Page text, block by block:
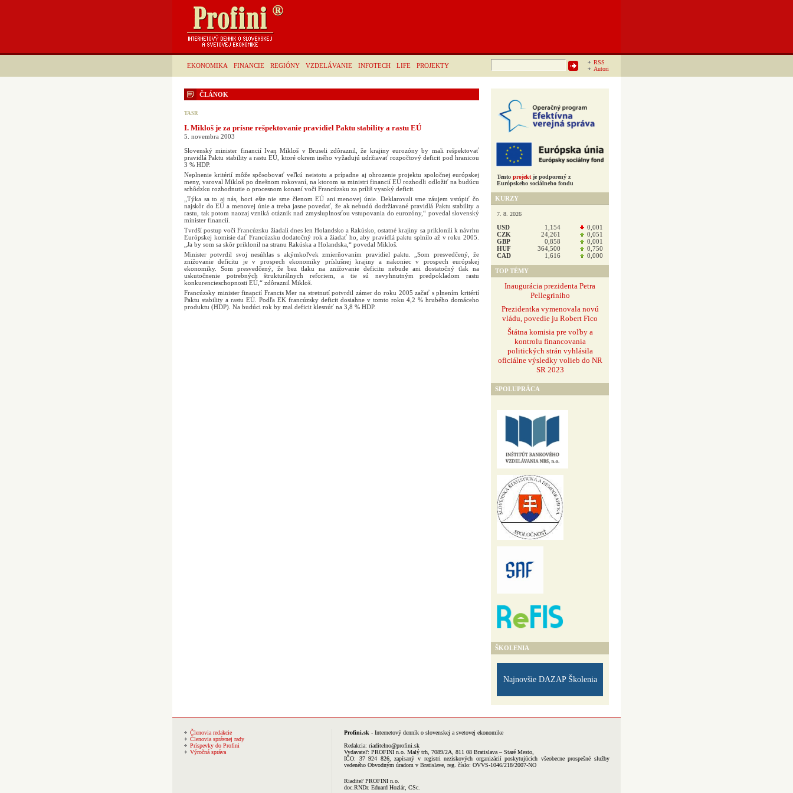
EKONOMIKA FINANCIE REGIÓNY VZDELÁVANIE INFOTECH LIFE PROJEKTY
RSS
Autori
Hľadať:
ČLÁNOK
TASR
I. Mikloš je za prísne rešpektovanie pravidiel Paktu stability a rastu EÚ
5. novembra 2003
Slovenský minister financií Ivan Mikloš v Bruseli zdôraznil, že krajiny eurozóny by mali rešpektovať
pravidlá Paktu stability a rastu EÚ, ktoré okrem iného vyžadujú udržiavať rozpočtový deficit pod hranicou
3 % HDP.
Neplnenie kritérií môže spôsobovať veľkú neistotu a prípadne aj ohrozenie projektu spoločnej európskej
meny, varoval Mikloš po dnešnom rokovaní, na ktorom sa ministri financií EÚ rozhodli odložiť na budúcu
schôdzku rozhodnutie o procesnom konaní voči Francúzsku za príliš vysoký deficit.
„Týka sa to aj nás, hoci ešte nie sme členom EÚ ani menovej únie. Deklarovali sme záujem vstúpiť čo
najskôr do EÚ a menovej únie a treba jasne povedať, že ak nebudú dodržiavané pravidlá Paktu stability a
rastu, tak potom naozaj vzniká otáznik nad zmysluplnosťou vstupovania do eurozóny,“ povedal slovenský
minister financií.
Tvrdší postup voči Francúzsku žiadali dnes len Holandsko a Rakúsko, ostatné krajiny sa priklonili k návrhu
Európskej komisie dať Francúzsku dodatočný rok a žiadať ho, aby pravidlá paktu splnilo až v roku 2005.
„Ja by som sa skôr priklonil na stranu Rakúska a Holandska,“ povedal Mikloš.
Minister potvrdil svoj nesúhlas s akýmkoľvek zmierňovaním pravidiel paktu. „Som presvedčený, že
znižovanie deficitu je v prospech ekonomiky príslušnej krajiny a nakoniec v prospech európskej
ekonomiky. Som presvedčený, že bez tlaku na znižovanie deficitu nebude ani dostatočný tlak na
uskutočnenie potrebných štrukturálnych reforiem, a tie sú nevyhnutným predpokladom rastu
konkurencieschopnosti EÚ,“ zdôraznil Mikloš.
Francúzsky minister financií Francis Mer na stretnutí potvrdil zámer do roku 2005 začať s plnením kritérií
Paktu stability a rastu EÚ. Podľa EK francúzsky deficit dosiahne v tomto roku 4,2 % hrubého domáceho
produktu (HDP). Na budúci rok by mal deficit klesnúť na 3,8 % HDP.
Tento projekt je podporený z
Európskeho sociálneho fondu
KURZY
7. 8. 2026
USD 1,154
0,001
CZK
24,261
0,051
GBP
0,858
0,001
HUF
364,500
0,750
CAD
1,616 0,000
TOP TÉMY
Inaugurácia prezidenta Petra
Pellegriniho
Prezidentka vymenovala novú
vládu, povedie ju Robert Fico
Štátna komisia pre voľby a
kontrolu financovania
politických strán vyhlásila
oficiálne výsledky volieb do NR
SR 2023
SPOLUPRÁCA
ŠKOLENIA
Najnovšie DAZAP Školenia
Členovia redakcie
Členovia správnej rady
Príspevky do Profini
Výročná správa
Profini.sk - Internetový denník o slovenskej a svetovej ekonomike
Redakcia: riaditelno@profini.sk
Vydavateľ: PROFINI n.o. Malý trh, 7089/2A, 811 08 Bratislava – Staré Mesto,
IČO: 37 924 826, zapísaný v registri neziskových organizácií poskytujúcich všeobecne prospešné služby
vedeného Obvodným úradom v Bratislave, reg. číslo: OVVS-1046/218/2007-NO
Riaditeľ PROFINI n.o.
doc.RNDr. Eduard Hozlár, CSc.